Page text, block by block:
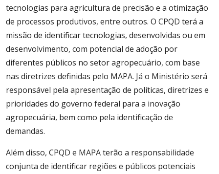
tecnologias para agricultura de precisão e a otimização
de processos produtivos, entre outros. O CPQD terá a
missão de identificar tecnologias, desenvolvidas ou em
desenvolvimento, com potencial de adoção por
diferentes públicos no setor agropecuário, com base
nas diretrizes definidas pelo MAPA. Já o Ministério será
responsável pela apresentação de políticas, diretrizes e
prioridades do governo federal para a inovação
agropecuária, bem como pela identificação de
demandas.
Além disso, CPQD e MAPA terão a responsabilidade
conjunta de identificar regiões e públicos potenciais